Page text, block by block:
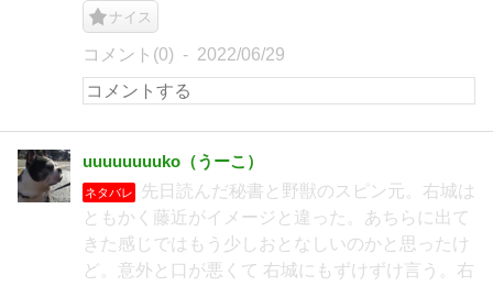
ナイス
コメント(0) 2022/06/29
uuuuuuuuko（うーこ）
ネタバレ
先日読んだ秘書と野獣のスピン元。右城は
ともかく藤近がイメージと違った。あちらに出て
きた感じではもう少しおとなしいのかと思ったけ
ど。意外と口が悪くて 右城にもずけずけ言う。右